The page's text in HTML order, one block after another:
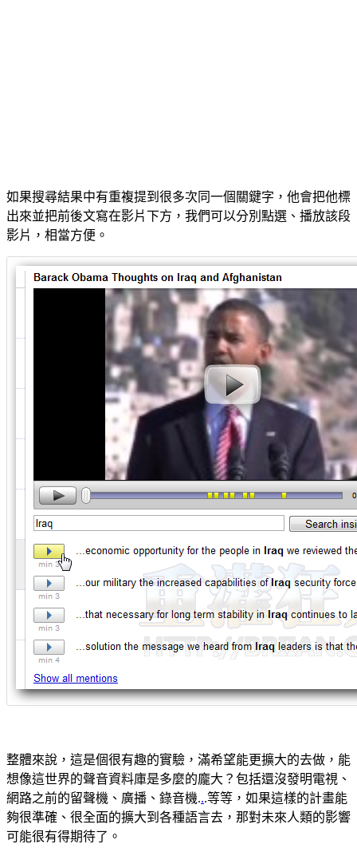
如果搜尋結果中有重複提到很多次同一個關鍵字，他會把他標
出來並把前後文寫在影片下方，我們可以分別點選、播放該段
影片，相當方便。
整體來說，這是個很有趣的實驗，滿希望能更擴大的去做，能
想像這世界的聲音資料庫是多麼的龐大？包括還沒發明電視、
網路之前的留聲機、廣播、錄音機...等等，如果這樣的計畫能
夠很準確、很全面的擴大到各種語言去，那對未來人類的影響
可能很有得期待了。